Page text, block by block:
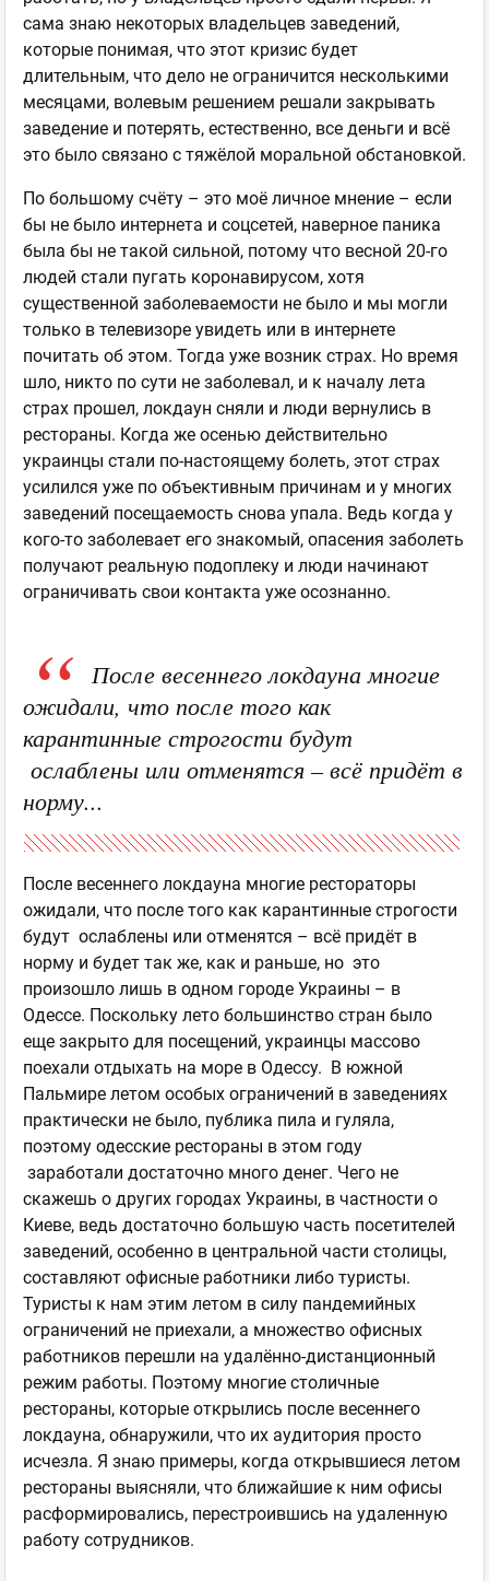
сама знаю некоторых владельцев заведений,
которые понимая, что этот кризис будет
длительным, что дело не ограничится несколькими
месяцами, волевым решением решали закрывать
заведение и потерять, естественно, все деньги и всё
это было связано с тяжёлой моральной обстановкой.
По большому счёту – это моё личное мнение – если
бы не было интернета и соцсетей, наверное паника
была бы не такой сильной, потому что весной 20-го
людей стали пугать коронавирусом, хотя
существенной заболеваемости не было и мы могли
только в телевизоре увидеть или в интернете
почитать об этом. Тогда уже возник страх. Но время
шло, никто по сути не заболевал, и к началу лета
страх прошел, локдаун сняли и люди вернулись в
рестораны. Когда же осенью действительно
украинцы стали по-настоящему болеть, этот страх
усилился уже по объективным причинам и у многих
заведений посещаемость снова упала. Ведь когда у
кого-то заболевает его знакомый, опасения заболеть
получают реальную подоплеку и люди начинают
ограничивать свои контакта уже осознанно.
После весеннего локдауна многие
ожидали, что после того как
карантинные строгости будут
ослаблены или отменятся – всё придёт в
норму...
После весеннего локдауна многие рестораторы
ожидали, что после того как карантинные строгости
будут ослаблены или отменятся – всё придёт в
норму и будет так же, как и раньше, но это
произошло лишь в одном городе Украины – в
Одессе. Поскольку лето большинство стран было
еще закрыто для посещений, украинцы массово
поехали отдыхать на море в Одессу. В южной
Пальмире летом особых ограничений в заведениях
практически не было, публика пила и гуляла,
поэтому одесские рестораны в этом году
заработали достаточно много денег. Чего не
скажешь о других городах Украины, в частности о
Киеве, ведь достаточно большую часть посетителей
заведений, особенно в центральной части столицы,
составляют офисные работники либо туристы.
Туристы к нам этим летом в силу пандемийных
ограничений не приехали, а множество офисных
работников перешли на удалённо-дистанционный
режим работы. Поэтому многие столичные
рестораны, которые открылись после весеннего
локдауна, обнаружили, что их аудитория просто
исчезла. Я знаю примеры, когда открывшиеся летом
рестораны выясняли, что ближайшие к ним офисы
расформировались, перестроившись на удаленную
работу сотрудников.